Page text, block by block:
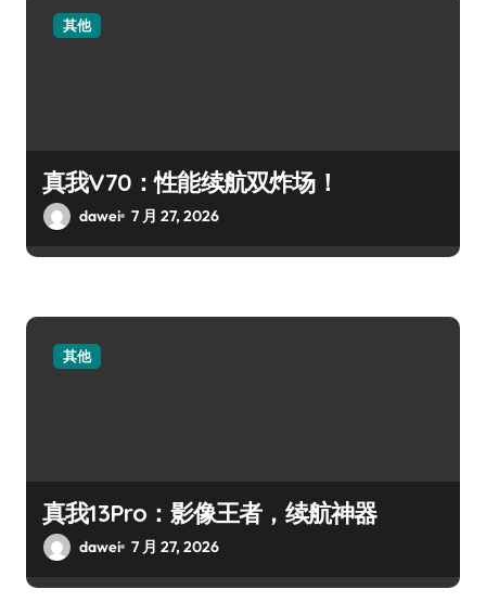
其他
真我V70：性能续航双炸场！
dawei 7 月 27, 2026
其他
真我13Pro：影像王者，续航神器
dawei 7 月 27, 2026